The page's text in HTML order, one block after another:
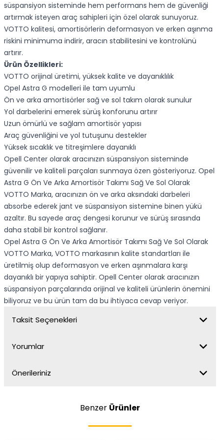
süspansiyon sisteminde hem performans hem de güvenliği
artırmak isteyen araç sahipleri için özel olarak sunuyoruz.
VOTTO kalitesi, amortisörlerin deformasyon ve erken aşınma
riskini minimuma indirir, aracın stabilitesini ve kontrolünü
artırır.
Ürün Özellikleri:
VOTTO orijinal üretimi, yüksek kalite ve dayanıklılık
Opel Astra G modelleri ile tam uyumlu
Ön ve arka amortisörler sağ ve sol takım olarak sunulur
Yol darbelerini emerek sürüş konforunu artırır
Uzun ömürlü ve sağlam amortisör yapısı
Araç güvenliğini ve yol tutuşunu destekler
Yüksek sıcaklık ve titreşimlere dayanıklı
Opell Center olarak aracınızın süspansiyon sisteminde
güvenilir ve kaliteli parçaları sunmaya özen gösteriyoruz. Opel
Astra G Ön Ve Arka Amortisör Takımı Sağ Ve Sol Olarak
VOTTO Marka, aracınızın ön ve arka aksındaki darbeleri
absorbe ederek jant ve süspansiyon sistemine binen yükü
azaltır. Bu sayede araç dengesi korunur ve sürüş sırasında
daha stabil bir kontrol sağlanır.
Opel Astra G Ön Ve Arka Amortisör Takımı Sağ Ve Sol Olarak
VOTTO Marka, VOTTO markasının kalite standartları ile
üretilmiş olup deformasyon ve erken aşınmalara karşı
dayanıklı bir yapıya sahiptir. Opell Center olarak aracınızın
süspansiyon parçalarında orijinal ve kaliteli ürünlerin önemini
biliyoruz ve bu ürün tam da bu ihtiyaca cevap veriyor.
Taksit Seçenekleri
Yorumlar
Önerileriniz
Benzer Ürünler